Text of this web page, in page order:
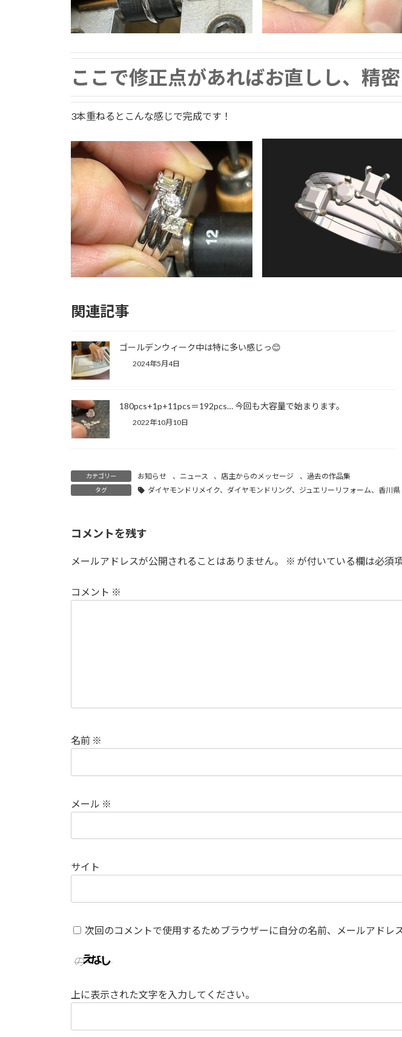
ここで修正点があればお直しし、精
3本重ねるとこんな感じで完成です！
関連記事
ゴールデンウィーク中は特に多い感じっ😊
2024年5月4日
180pcs+1p+11pcs＝192pcs… 今回も大容量で始まります。
2022年10月10日
カテゴリー お知らせ 、 ニュース 、 店主からのメッセージ 、 過去の作品集
タグ ダイヤモンドリメイク、ダイヤモンドリング、ジュエリーリフォーム、香川県
コメントを残す
メールアドレスが公開されることはありません。 ※ が付いている欄は必須
コメント ※
名前 ※
メール ※
サイト
次回のコメントで使用するためブラウザーに自分の名前、メールアドレ
上に表示された文字を入力してください。